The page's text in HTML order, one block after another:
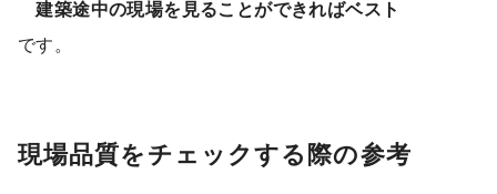
建築途中の現場を見ることができればベスト
です。
現場品質をチェックする際の参考